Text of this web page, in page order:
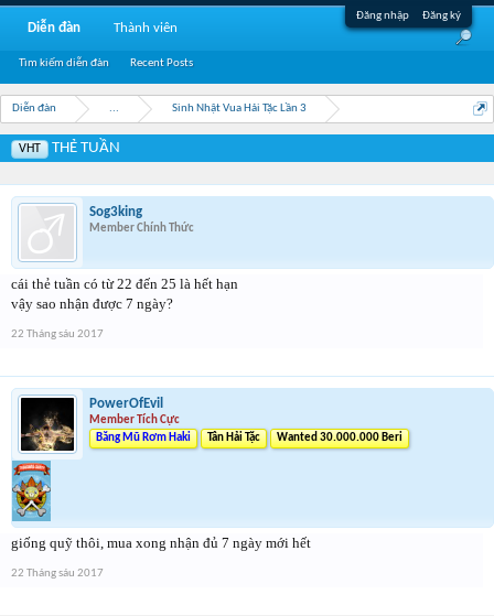
Đăng nhập Đăng ký
Diễn đàn ... Sinh Nhật Vua Hải Tặc Lần 3
VHT THẺ TUẦN
Sog3king
Member Chính Thức
cái thẻ tuần có từ 22 đến 25 là hết hạn
vậy sao nhận được 7 ngày?
22 Tháng sáu 2017
PowerOfEvil
Member Tích Cực
Băng Mũ Rơm Haki
Tân Hải Tặc Wanted 30.000.000 Beri
giống quỹ thôi, mua xong nhận đủ 7 ngày mới hết
22 Tháng sáu 2017
Diễn đàn
Tìm kiếm diễn đàn Recent Posts
Thành viên